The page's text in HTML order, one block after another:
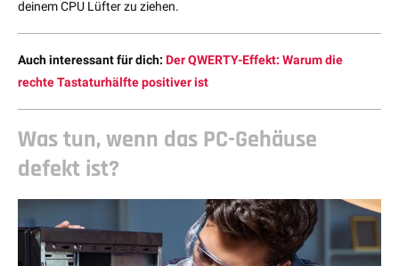
deinem CPU Lüfter zu ziehen.
Auch interessant für dich: Der QWERTY-Effekt: Warum die
rechte Tastaturhälfte positiver ist
Was tun, wenn das PC-Gehäuse
defekt ist?